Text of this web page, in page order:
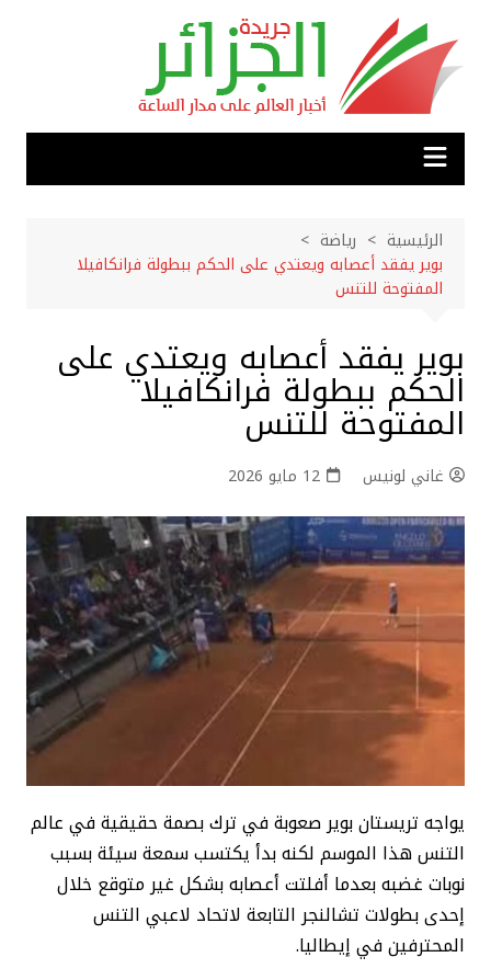
المحتوى
الرئيسية
رياضة
بوير يفقد أعصابه ويعتدي على الحكم ببطولة فرانكافيلا
المفتوحة للتنس
بوير يفقد أعصابه ويعتدي على
الحكم ببطولة فرانكافيلا
المفتوحة للتنس
غاني لونيس 12 مايو 2026
يواجه تريستان بوير صعوبة في ترك بصمة حقيقية في عالم
التنس هذا الموسم لكنه بدأ يكتسب سمعة سيئة بسبب
نوبات غضبه بعدما أفلتت أعصابه بشكل غير متوقع خلال
إحدى بطولات تشالنجر التابعة لاتحاد لاعبي التنس
المحترفين في إيطاليا.